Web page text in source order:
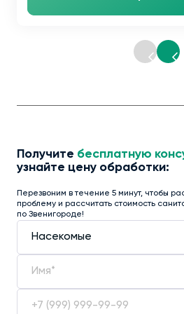
Получите бесплатную
узнайте цену обработки:
Перезвоним в течение 5 минут, чтобы
проблему и рассчитать стоимость
по Звенигороде!